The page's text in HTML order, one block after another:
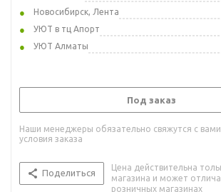
Новосибирск, Лента
УЮТ в тц Апорт
УЮТ Алматы
Под заказ
Наши менеджеры обязательно свяжутся с
условия заказа
Поделиться
Цена действительна
магазина и может
розничных магазинах